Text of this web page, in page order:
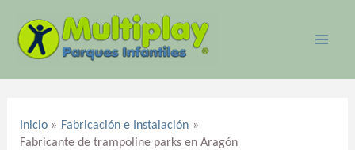
contenido
Inicio
Fabricación e Instalación
Fabricante de trampoline parks en Aragón
entradas